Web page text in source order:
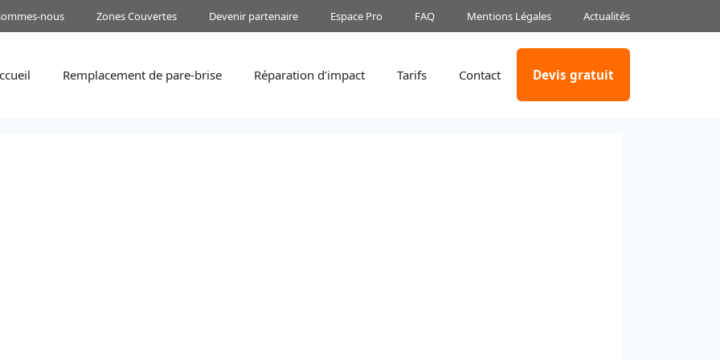
nous Zones Couvertes Devenir partenaire Espace Pro FAQ Mentions Légales Actualités
Remplacement de pare-brise Réparation d’impact Tarifs Contact Devis gratuit